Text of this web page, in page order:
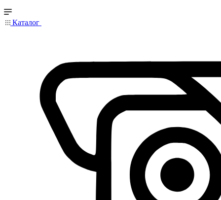
Каталог